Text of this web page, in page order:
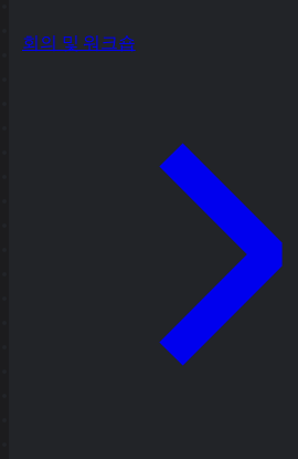
회의 및 워크숍